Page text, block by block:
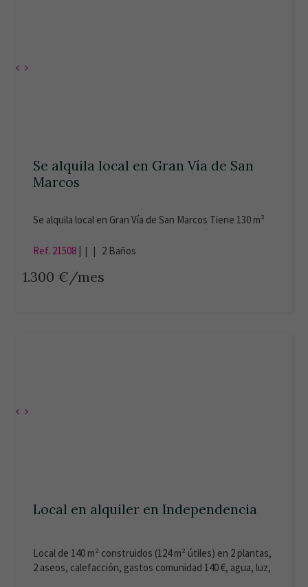
Se alquila local en Gran Vía de San
Marcos
Se alquila local en Gran Vía de San Marcos Tiene 130 m²
Salida de humos. Cocina, 2 baños y almacén. Certificado
Ref. 21508 | | 2 Baños
1.300 €/mes
Local en alquiler en Independencia
Local de 140 m² construidos (124 m² útiles) en 2 plantas,
2 aseos, calefacción, gastos comunidad 140 €, agua, luz,